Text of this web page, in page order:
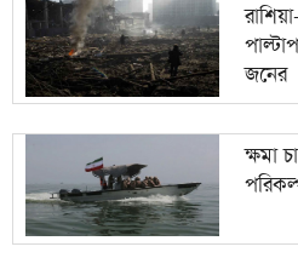
জনের
ক্ষমা